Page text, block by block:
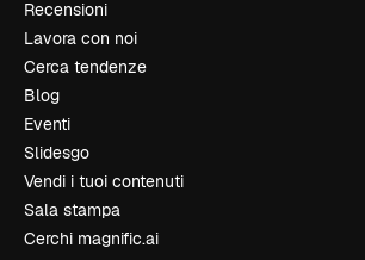
Recensioni
Lavora con noi
Cerca tendenze
Blog
Eventi
Slidesgo
Vendi i tuoi contenuti
Sala stampa
Cerchi magnific.ai